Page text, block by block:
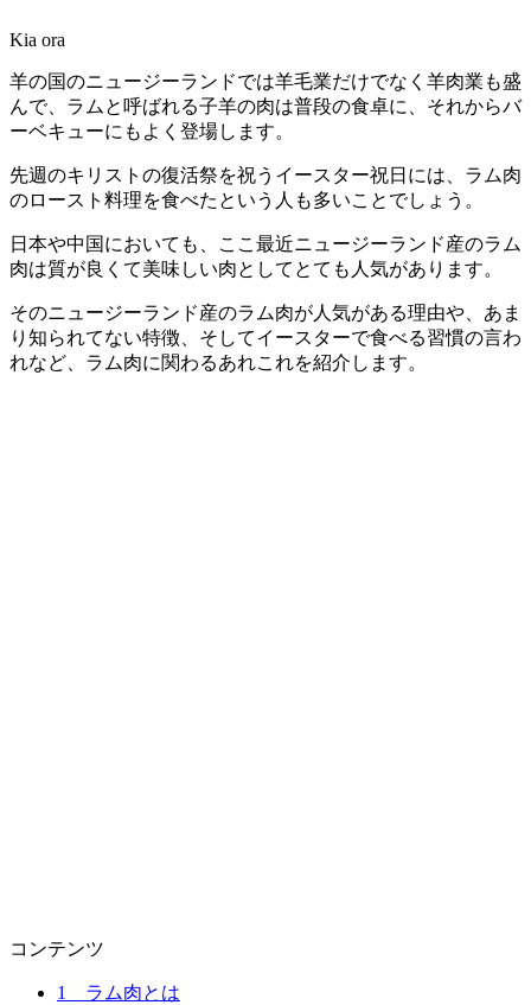
Kia ora
羊の国のニュージーランドでは羊毛業だけでなく羊肉業も盛
んで、ラムと呼ばれる子羊の肉は普段の食卓に、それからバ
ーベキューにもよく登場します。
先週のキリストの復活祭を祝うイースター祝日には、ラム肉
のロースト料理を食べたという人も多いことでしょう。
日本や中国においても、ここ最近ニュージーランド産のラム
肉は質が良くて美味しい肉としてとても人気があります。
そのニュージーランド産のラム肉が人気がある理由や、あま
り知られてない特徴、そしてイースターで食べる習慣の言わ
れなど、ラム肉に関わるあれこれを紹介します。
コンテンツ
1
ラム肉とは